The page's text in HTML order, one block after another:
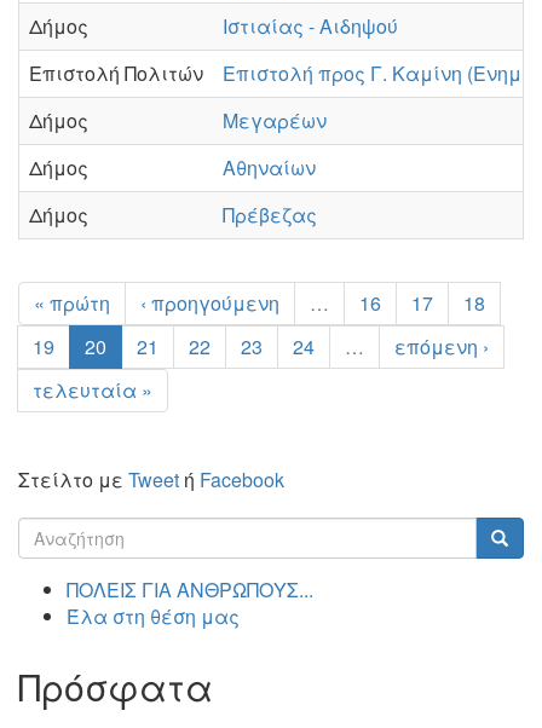
Δήμος
Ιστιαίας - Αιδηψού
Επιστολή Πολιτών
Επιστολή προς Γ. Καμίνη
Δήμος
Μεγαρέων
Δήμος
Αθηναίων
Δήμος
Πρέβεζας
« πρώτη ‹ προηγούμενη … 16 17
18
19
20 21 22 23 24 …
επόμενη ›
τελευταία »
Στείλτο με Tweet ή Facebook
Φόρμα
αναζήτησης
ΠΟΛΕΙΣ ΓΙΑ ΑΝΘΡΩΠΟΥΣ...
Έλα στη θέση μας
Πρόσφατα